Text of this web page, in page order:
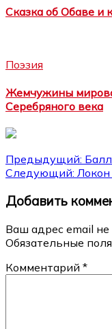
Сказка об Обаве и
Поэзия
Жемчужины
Серебряного века
Навигация
по
записям
Предыдущий:
Следующий:
Добавить
Ваш адрес email не
Обязательные
Комментарий *